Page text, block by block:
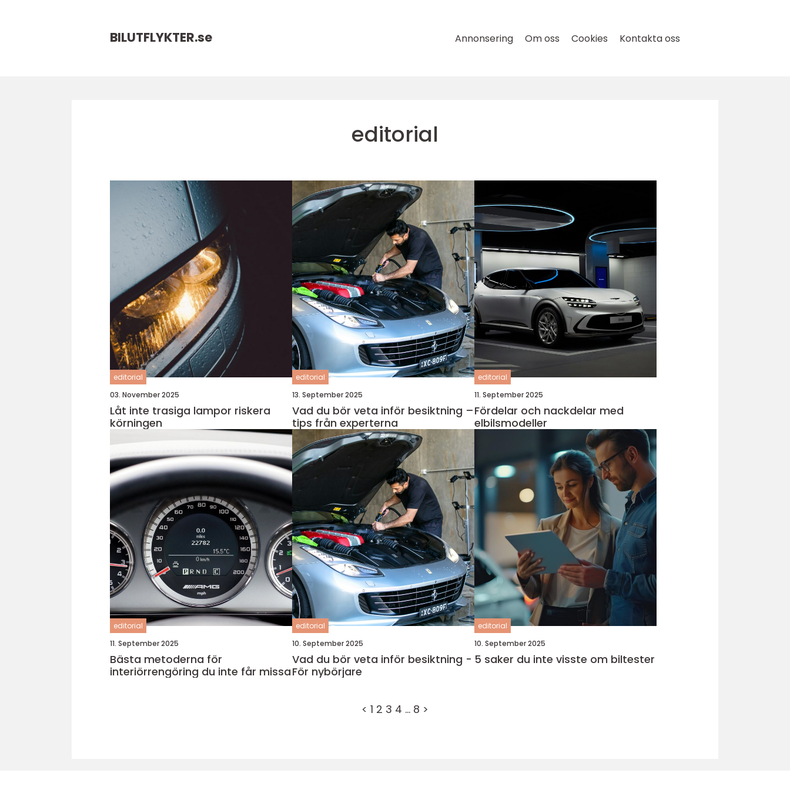
BILUTFLYKTER.se Annonsering Om oss Cookies Kontakta oss
editorial
editorial
03. November 2025
Låt inte trasiga lampor riskera
körningen
editorial
13. September 2025
Vad du bör veta inför besiktning –
tips från experterna
editorial
11. September 2025
Fördelar och nackdelar med
elbilsmodeller
editorial
11. September 2025
Bästa metoderna för
interiörrengöring du inte får missa
editorial
10. September 2025
Vad du bör veta inför besiktning -
För nybörjare
editorial
10. September 2025
5 saker du inte visste om biltester
< 1 2 3 4 … 8 >